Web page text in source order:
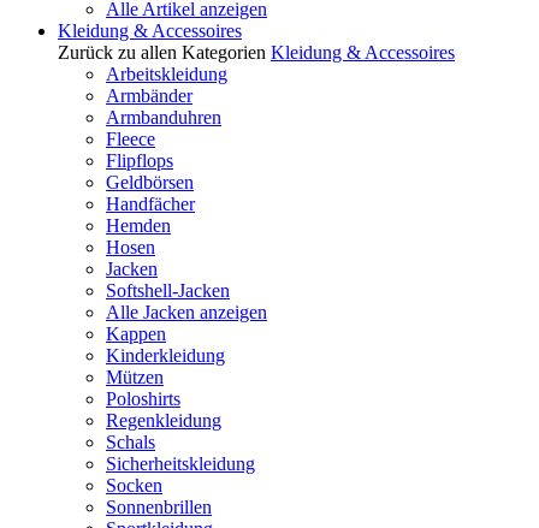
Alle Artikel anzeigen
Kleidung & Accessoires
Zurück zu allen Kategorien Kleidung & Accessoires
Arbeitskleidung
Armbänder
Armbanduhren
Fleece
Flipflops
Geldbörsen
Handfächer
Hemden
Hosen
Jacken
Softshell-Jacken
Alle Jacken anzeigen
Kappen
Kinderkleidung
Mützen
Poloshirts
Regenkleidung
Schals
Sicherheitskleidung
Socken
Sonnenbrillen